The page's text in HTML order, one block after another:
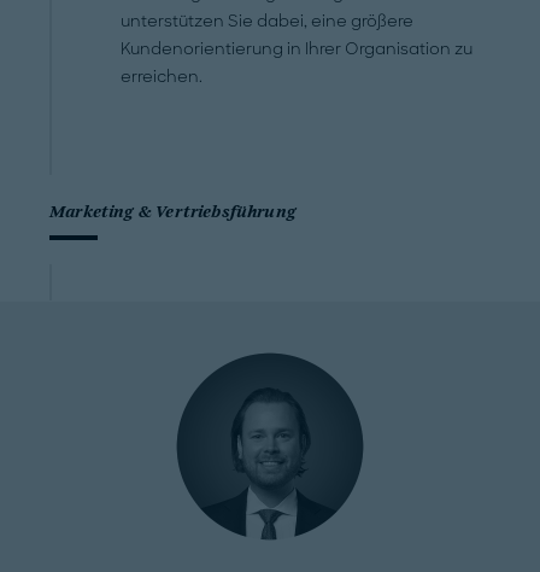
unterstützen Sie dabei, eine größere
Kundenorientierung in Ihrer Organisation zu
erreichen.
Marketing & Vertriebsführung